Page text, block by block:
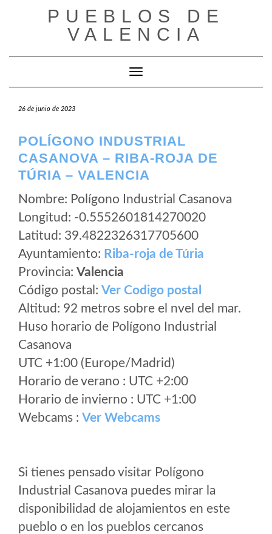
PUEBLOS DE
VALENCIA
Cambiar modo de navegación
26 de junio de 2023
POLÍGONO INDUSTRIAL
CASANOVA – RIBA-ROJA DE
TÚRIA – VALENCIA
Nombre: Polígono Industrial Casanova
Longitud: -0.5552601814270020
Latitud: 39.4822326317705600
Ayuntamiento: Riba-roja de Túria
Provincia: Valencia
Código postal: Ver Codigo postal
Altitud: 92 metros sobre el nvel del mar.
Huso horario de Polígono Industrial
Casanova
UTC +1:00 (Europe/Madrid)
Horario de verano : UTC +2:00
Horario de invierno : UTC +1:00
Webcams : Ver Webcams
Si tienes pensado visitar Polígono
Industrial Casanova puedes mirar la
disponibilidad de alojamientos en este
pueblo o en los pueblos cercanos